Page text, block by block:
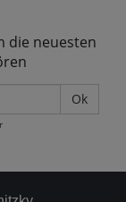
die neuesten